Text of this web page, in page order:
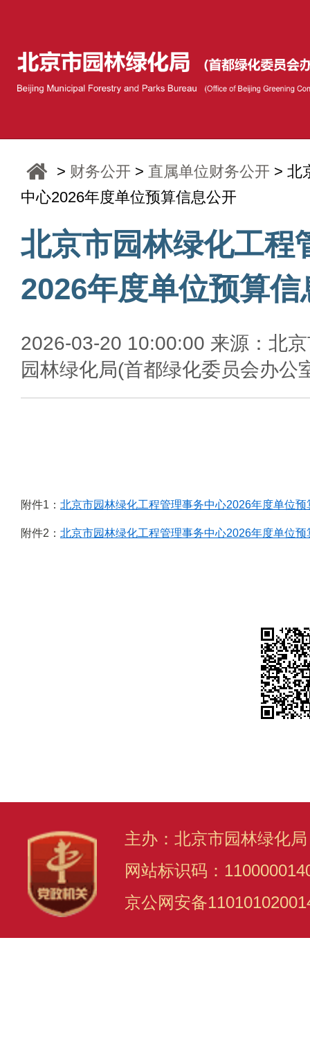
> 财务公开 > 直属单位财务公开 > 北
中心2026年度单位预算信息公开
北京市园林绿化工程
2026年度单位预算信
2026-03-20 10:00:00 来源：北
园林绿化局(首都绿化委员会办公
附件1： 北京市园林绿化工程管理事务中心2026年度单位预
附件2： 北京市园林绿化工程管理事务中心2026年度单位预
主办：北京市园林绿化
网站标识码：
京公网安备